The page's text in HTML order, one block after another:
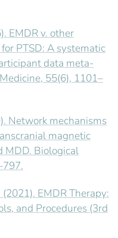
EMDR v. other
PTSD: A systematic
data meta-
55(6), 1101–
Network mechanisms
magnetic
MDD. Biological
EMDR Therapy:
and Procedures (3rd